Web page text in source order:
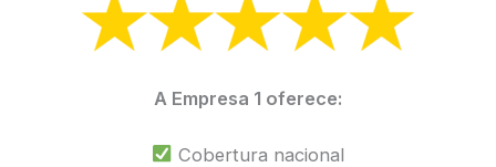
A Empresa 1 oferece:
Cobertura nacional